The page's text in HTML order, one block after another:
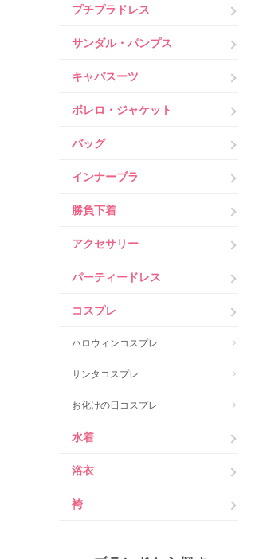
プチプラドレス
サンダル・パンプス
キャバスーツ
ボレロ・ジャケット
バッグ
インナーブラ
勝負下着
アクセサリー
パーティードレス
コスプレ
ハロウィンコスプレ
サンタコスプレ
お化けの日コスプレ
水着
浴衣
袴